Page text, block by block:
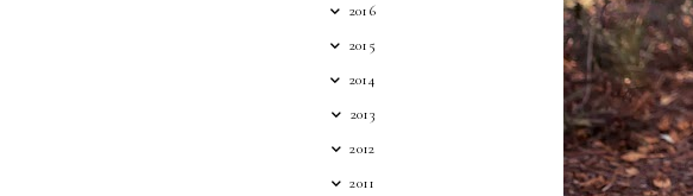
2016
2015
2014
2013
2012
2011